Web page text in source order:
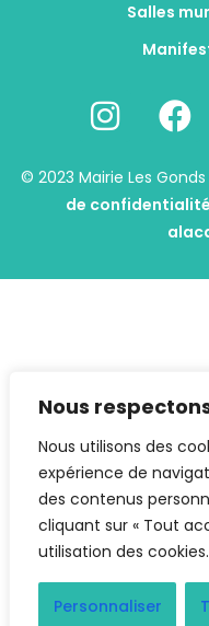
Nous
Nous utilisons des
expérience de
des contenus
cliquant sur « Tout
utilisation des cookies.
Personnaliser
Salles
© 2023 Mairie Les
de confidentialité